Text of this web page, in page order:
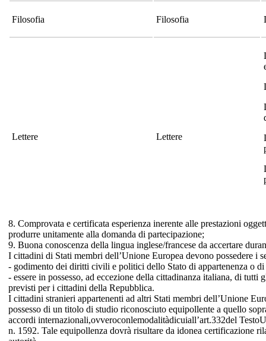
Filosofia Filosofia
Lettere Lettere
8. Comprovata e certificata esperienza inerente alle prestazioni
produrre unitamente alla domanda di partecipazione;
9. Buona conoscenza della lingua inglese/francese da accertare
I cittadini di Stati membri dell’Unione Europea devono possedere i
- godimento dei diritti civili e politici dello Stato di appartenenza o di
- essere in possesso, ad eccezione della cittadinanza italiana, di tutti
previsti per i cittadini della Repubblica.
I cittadini stranieri appartenenti ad altri Stati membri dell’Unione
possesso di un titolo di studio riconosciuto equipollente a quello
accordi internazionali,ovveroconlemodalitàdicuiall’art.332del
n. 1592. Tale equipollenza dovrà risultare da idonea certificazione